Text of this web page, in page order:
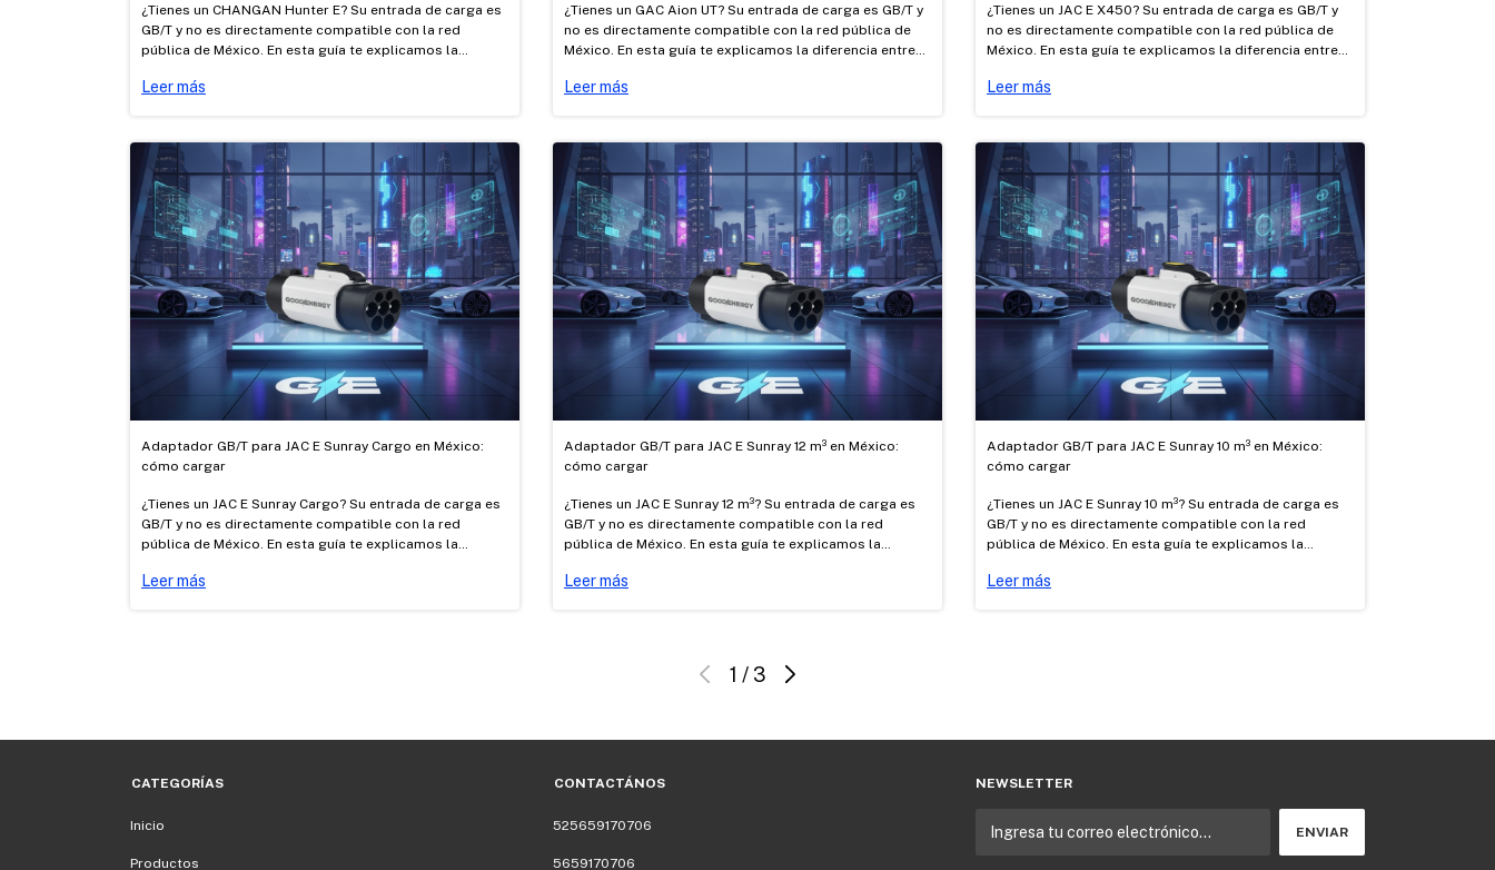
¿Tienes un CHANGAN Hunter E? Su entrada de carga es
GB/T y no es directamente compatible con la red
pública de México. En esta guía te explicamos la
adaptadores AC Tipo 1 → GB/T y Tesla → GB/T
Leer más
¿Tienes un GAC Aion UT? Su entrada de carga es GB/T y
no es directamente compatible con la red pública de
México. En esta guía te explicamos la diferencia entre
Tipo 1 → GB/T y Tesla → GB/T certificados de Good
Leer más
¿Tienes un JAC E X450? Su entrada de carga es GB/T y
no es directamente compatible con la red pública de
México. En esta guía te explicamos la diferencia entre
Tipo 1 → GB/T y Tesla → GB/T certificados de Good
Leer más
Adaptador GB/T para JAC E Sunray Cargo en México:
cómo cargar
¿Tienes un JAC E Sunray Cargo? Su entrada de carga es
GB/T y no es directamente compatible con la red
pública de México. En esta guía te explicamos la
adaptadores AC Tipo 1 → GB/T y Tesla → GB/T
Leer más
Adaptador GB/T para JAC E Sunray 12 m³ en México:
cómo cargar
¿Tienes un JAC E Sunray 12 m³? Su entrada de carga es
GB/T y no es directamente compatible con la red
pública de México. En esta guía te explicamos la
adaptadores AC Tipo 1 → GB/T y Tesla → GB/T
Leer más
Adaptador GB/T para JAC E Sunray 10 m³ en México:
cómo cargar
¿Tienes un JAC E Sunray 10 m³? Su entrada de carga es
GB/T y no es directamente compatible con la red
pública de México. En esta guía te explicamos la
adaptadores AC Tipo 1 → GB/T y Tesla → GB/T
Leer más
1 / 3
CATEGORÍAS
Inicio
Productos
CONTACTÁNOS
525659170706
5659170706
NEWSLETTER